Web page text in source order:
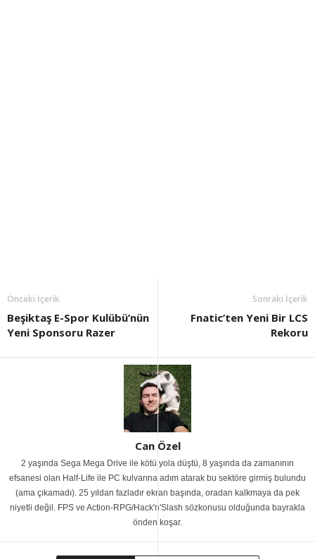
Önceki İçerik
Beşiktaş E-Spor Kulübü’nün
Yeni Sponsoru Razer
Sonraki İçerik
Fnatic’ten Yeni Bir LCS
Rekoru
Can Özel
2 yaşında Sega Mega Drive ile kötü yola düştü, 8 yaşında da zamanının
efsanesi olan Half-Life ile PC kulvarına adım atarak bu sektöre girmiş bulundu
(ama çıkamadı). 25 yıldan fazladır ekran başında, oradan kalkmaya da pek
niyetli değil. FPS ve Action-RPG/Hack'n'Slash sözkonusu olduğunda bayrakla
önden koşar.